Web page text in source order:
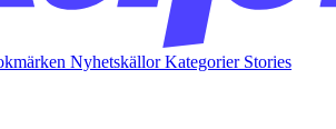
NyhetskällorKategorier Stories